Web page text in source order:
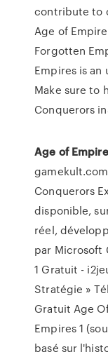
contribute to
Age of
Forgotten
Empires is an
Make sure to
Conquerors
Age of
Conquerors
disponible,
réel,
par Microsoft
1 Gratuit -
Stratégie »
Gratuit Age
Empires 1
basé sur